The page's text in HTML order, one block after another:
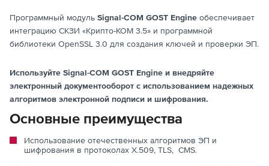
Программный модуль Signal-COM GOST Engine обеспечивает
интеграцию СКЗИ «Крипто-КОМ 3.5» и программной
библиотеки OpenSSL 3.0 для создания ключей и проверки ЭП.
Используйте Signal-COM GOST Engine и внедряйте
электронный документооборот с использованием надежных
алгоритмов электронной подписи и шифрования.
Основные преимущества
Использование отечественных алгоритмов ЭП и
шифрования в протоколах X.509, TLS, CMS.